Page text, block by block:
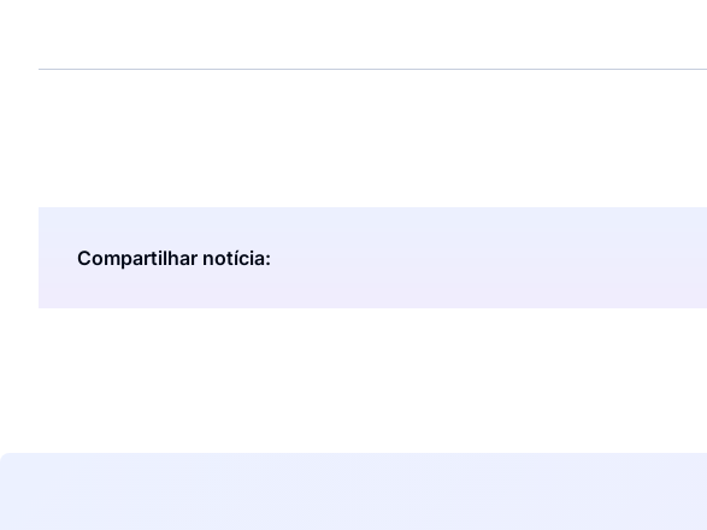
Compartilhar notícia: